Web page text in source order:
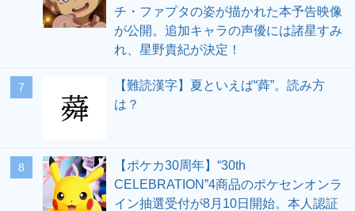
チ・ファプタの姿が描かれた本予告映像
が公開。追加キャラの声優には諸星すみ
れ、星野貴紀が決定！
7
【難読漢字】夏といえば“蕣”。読み方
は？
8
【ポケカ30周年】“30th
CELEBRATION”4商品のポケセンオンラ
イン抽選受付が8月10日開始。本人認証